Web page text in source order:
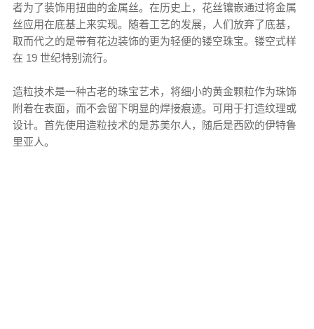
者为了装饰用扭曲的金属丝。在历史上，花丝镶嵌通过将金属
丝应用在底基上来实现。随着工艺的发展，人们放弃了底基，
取而代之的是带有花边装饰的更为轻便的镂空珠宝。镂空式样
在 19 世纪特别流行。
造粒技术是一种古老的珠宝艺术，将细小的黄金颗粒作为珠饰
附着在表面，而不会留下明显的焊接痕迹。可用于打造纹理或
设计。首先使用造粒技术的是苏美尔人，随后是西欧的伊特鲁
里亚人。